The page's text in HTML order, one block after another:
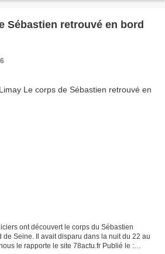
Sébastien retrouvé en bord
ont découvert le corps du Sébastien
de Seine. Il avait disparu dans la nuit du 22 au
le rapporte le site 78actu.fr Publié le :